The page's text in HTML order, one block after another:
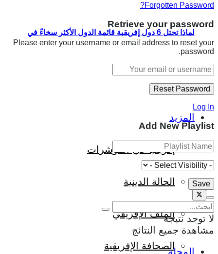
لماذا تحتل 6 دول إفريقية قائمة الدول الأكثر سخاءً في
العالم؟
المزيد
إفريقيا في المؤشرات
الحالة الدينية
الملف الإفريقي
الصحافة الإفريقية
Forgotten Password?
Retrieve your password
Please enter your username or email address to reset your
password.
Log In
Add New Playlist
لا توجد نتيجة
مشاهدة جميع النتائج
المجلة